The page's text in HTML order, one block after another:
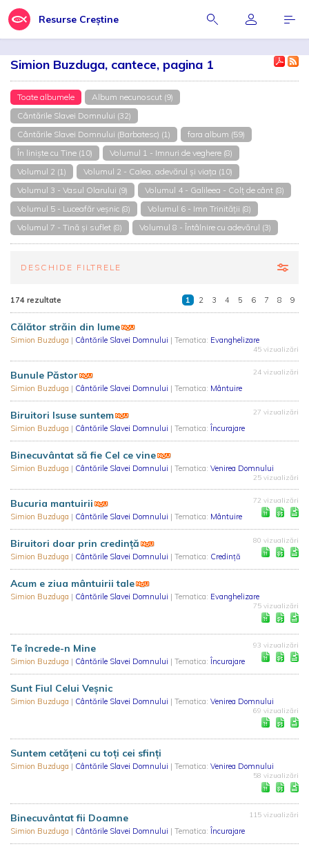
Resurse Creștine
Simion Buzduga, cantece, pagina 1
Toate albumele
Album necunoscut (9)
Cântările Slavei Domnului (32)
Cântările Slavei Domnului (Barbatesc) (1)
fara album (59)
În liniște cu Tine (10)
Volumul 1 - Imnuri de veghere (8)
Volumul 2 (1)
Volumul 2 - Calea, adevărul şi viaţa (10)
Volumul 3 - Vasul Olarului (9)
Volumul 4 - Galileea - Colț de cânt (8)
Volumul 5 - Luceafăr veșnic (8)
Volumul 6 - Imn Trinității (8)
Volumul 7 - Tină şi suflet (8)
Volumul 8 - Întâlnire cu adevărul (3)
DESCHIDE FILTRELE
174 rezultate 1 2 3 4 5 6 7 8 9
Călător străin din lume
Simion Buzduga | Cântările Slavei Domnului | Tematica: Evanghelizare
45 vizualizări
Bunule Păstor
Simion Buzduga | Cântările Slavei Domnului | Tematica: Mântuire
24 vizualizări
Biruitori Isuse suntem
Simion Buzduga | Cântările Slavei Domnului | Tematica: Încurajare
27 vizualizări
Binecuvântat să fie Cel ce vine
Simion Buzduga | Cântările Slavei Domnului | Tematica: Venirea Domnului
25 vizualizări
Bucuria mantuirii
Simion Buzduga | Cântările Slavei Domnului | Tematica: Mântuire
72 vizualizări
Biruitori doar prin credinţă
Simion Buzduga | Cântările Slavei Domnului | Tematica: Credință
80 vizualizări
Acum e ziua mântuirii tale
Simion Buzduga | Cântările Slavei Domnului | Tematica: Evanghelizare
75 vizualizări
Te încrede-n Mine
Simion Buzduga | Cântările Slavei Domnului | Tematica: Încurajare
93 vizualizări
Sunt Fiul Celui Veşnic
Simion Buzduga | Cântările Slavei Domnului | Tematica: Venirea Domnului
69 vizualizări
Suntem cetăţeni cu toţi cei sfinţi
Simion Buzduga | Cântările Slavei Domnului | Tematica: Venirea Domnului
58 vizualizări
Binecuvântat fii Doamne
Simion Buzduga | Cântările Slavei Domnului | Tematica: Încurajare
115 vizualizări